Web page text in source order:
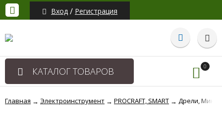
Вход / Регистрация
КАТАЛОГ ТОВАРОВ 0
Главная → Электроинструмент → PROCRAFT, SMART → Дрели,